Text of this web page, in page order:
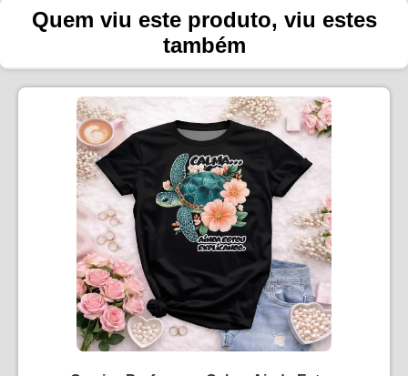
Quem viu este produto, viu estes
também